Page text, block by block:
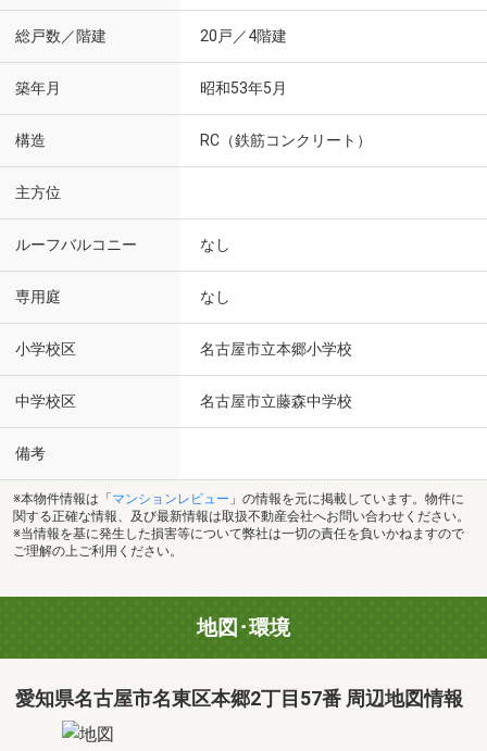
総戸数／階建 20戸／4階建
築年月 昭和53年5月
構造 RC（鉄筋コンクリート）
主方位
ルーフバルコニー なし
専用庭 なし
小学校区 名古屋市立本郷小学校
中学校区 名古屋市立藤森中学校
備考
※本物件情報は「 マンションレビュー 」の情報を元に掲載しています。物件に
関する正確な情報、及び最新情報は取扱不動産会社へお問い合わせください。
※当情報を基に発生した損害等について弊社は一切の責任を負いかねますので
ご理解の上ご利用ください。
地図･環境
愛知県名古屋市名東区本郷2丁目57番 周辺地図情報